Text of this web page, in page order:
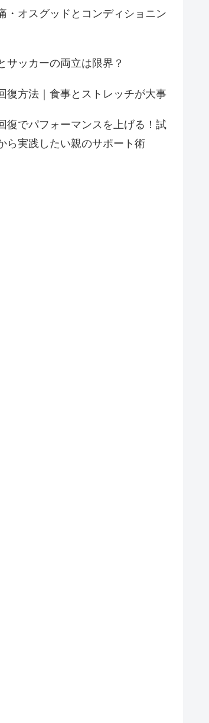
・オスグッドとコンディショニン
サッカーの両立は限界？
復方法｜食事とストレッチが大事
復でパフォーマンスを上げる！試
ら実践したい親のサポート術